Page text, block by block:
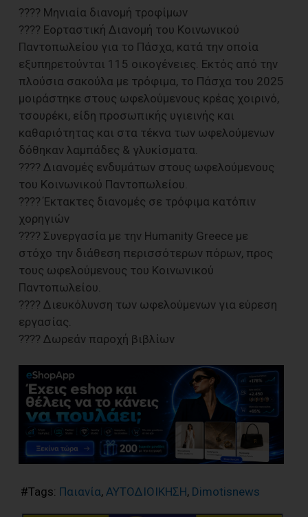
???? Μηνιαία διανομή τροφίμων
???? Εορταστική Διανομή του Κοινωνικού
Παντοπωλείου για το Πάσχα, κατά την οποία
εξυπηρετούνται 115 οικογένειες. Εκτός από την
πλούσια σακούλα με τρόφιμα, το Πάσχα του 2025
μοιράστηκε στους ωφελούμενους κρέας χοιρινό,
τσουρέκι, είδη προσωπικής υγιεινής και
καθαριότητας και στα τέκνα των ωφελούμενων
δόθηκαν λαμπάδες & γλυκίσματα.
???? Διανομές ενδυμάτων στους ωφελούμενους
του Κοινωνικού Παντοπωλείου.
???? Έκτακτες διανομές σε τρόφιμα κατόπιν
χορηγιών
???? Συνεργασία με την Humanity Greece με
στόχο την διάθεση περισσότερων πόρων, προς
τους ωφελούμενους του Κοινωνικού
Παντοπωλείου.
???? Διευκόλυνση των ωφελούμενων για εύρεση
εργασίας.
???? Δωρεάν παροχή βιβλίων
#Tags: Παιανία, ΑΥΤΟΔΙΟΙΚΗΣΗ, Dimotisnews